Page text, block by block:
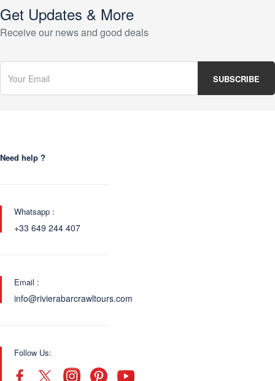
Get Updates & More
Receive our news and good deals
Need help ?
Whatsapp :
+33 649 244 407
Email :
info@rivierabarcrawltours.com
Follow Us: